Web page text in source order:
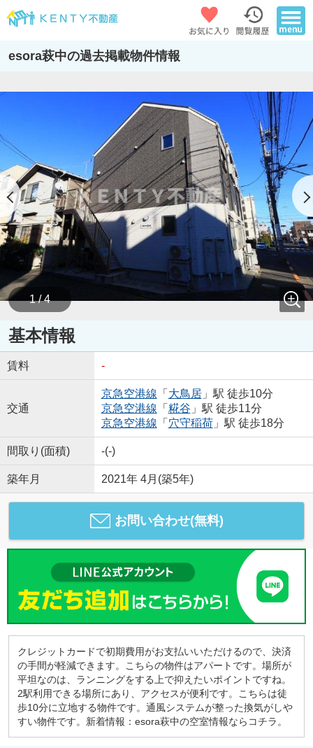
esora萩中の過去掲載物件情報
1 / 4
基本情報
賃料 -
交通
京急空港線 「 大鳥居」駅 徒歩10分
京急空港線 「 糀谷 」駅 徒歩11分
京急空港線 「 穴守稲荷」駅 徒歩18分
間取り(面積) -(-)
築年月 2021年 4月(築5年)
お問い合わせ(無料)
クレジットカードで初期費用がお支払いいただけるので、決済
の手間が軽減できます。こちらの物件はアパートです。場所が
平坦なのは、ランニングをする上で抑えたいポイントですね。
2駅利用できる場所にあり、アクセスが便利です。こちらは徒
歩10分に立地する物件です。通風システムが整った換気がしや
すい物件です。新着情報：esora萩中の空室情報ならコチラ。